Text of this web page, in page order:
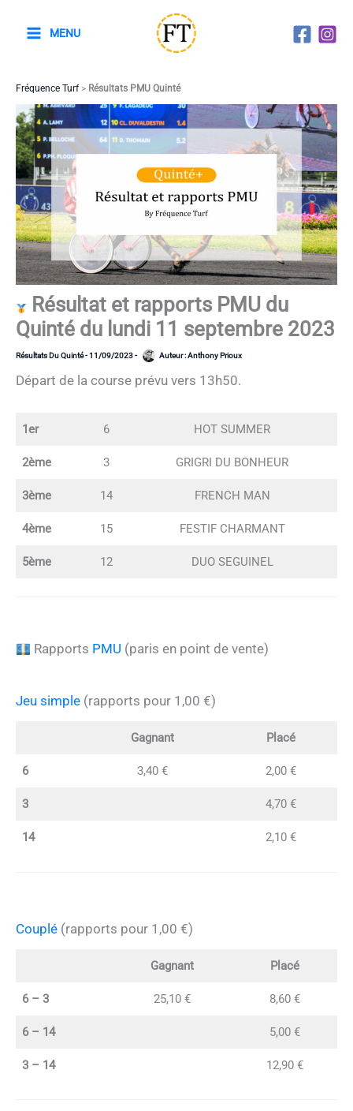
MENU
Fréquence Turf> Résultats PMU Quinté
Résultat et rapports PMU du
Quinté du lundi 11 septembre 2023
Résultats Du Quinté-11/09/2023- Auteur :Anthony Prioux
Départ de la course prévu vers 13h50.
1er 6 HOT SUMMER
2ème 3 GRIGRI DU BONHEUR
3ème 14 FRENCH MAN
4ème 15 FESTIF CHARMANT
5ème 12 DUO SEGUINEL
Rapports PMU (paris en point de vente)
Jeu simple (rapports pour 1,00 €)
Gagnant Placé
6 3,40 € 2,00 €
3 4,70 €
14 2,10 €
Couplé (rapports pour 1,00 €)
Gagnant Placé
6 – 3 25,10 € 8,60 €
6 – 14 5,00 €
3 – 14 12,90 €